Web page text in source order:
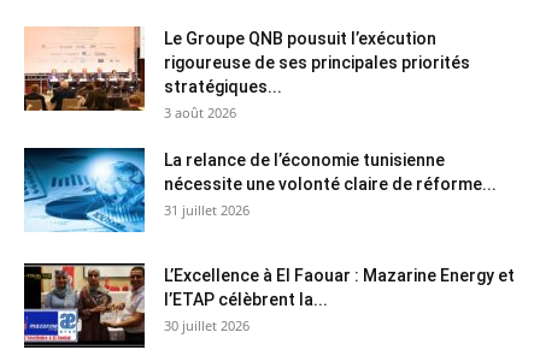
Le Groupe QNB pousuit l’exécution
rigoureuse de ses principales priorités
stratégiques...
3 août 2026
La relance de l’économie tunisienne
nécessite une volonté claire de réforme...
31 juillet 2026
L’Excellence à El Faouar : Mazarine Energy et
l’ETAP célèbrent la...
30 juillet 2026